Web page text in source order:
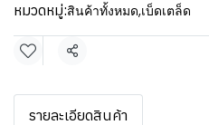
หมวดหมู่:สินค้าทั้งหมด,เบ็ดเตล็ด
แชร์
รายละเอียดสินค้า